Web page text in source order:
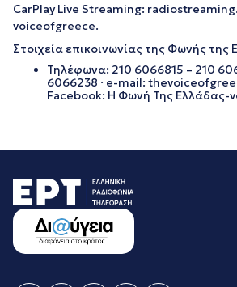
CarPlay Live Streaming:
voiceofgreece.
Στοιχεία επικοινωνίας της Φωνής της
Τηλέφωνα: 210 6066815 – 210
6066238 · e-mail:
Facebook: Η Φωνή Της